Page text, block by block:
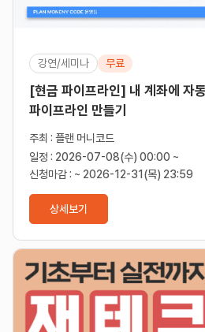
강연/세미나 무료
[현금 파이프라인] 내 계좌에 자
파이프라인 만들기
주최 : 플랜 머니코드
일정 : 2026-07-08(수) 00:00 ~
신청마감 : ~ 2026-12-31(목) 23:59
상세보기